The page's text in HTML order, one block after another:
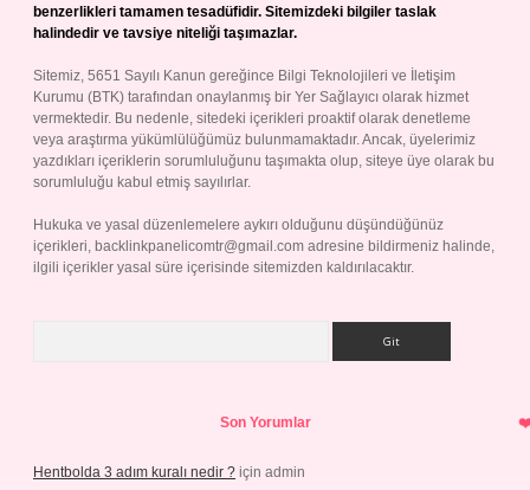
benzerlikleri tamamen tesadüfidir. Sitemizdeki bilgiler taslak
halindedir ve tavsiye niteliği taşımazlar.
Sitemiz, 5651 Sayılı Kanun gereğince Bilgi Teknolojileri ve İletişim
Kurumu (BTK) tarafından onaylanmış bir Yer Sağlayıcı olarak hizmet
vermektedir. Bu nedenle, sitedeki içerikleri proaktif olarak denetleme
veya araştırma yükümlülüğümüz bulunmamaktadır. Ancak, üyelerimiz
yazdıkları içeriklerin sorumluluğunu taşımakta olup, siteye üye olarak bu
sorumluluğu kabul etmiş sayılırlar.
Hukuka ve yasal düzenlemelere aykırı olduğunu düşündüğünüz
içerikleri, backlinkpanelicomtr@gmail.com adresine bildirmeniz halinde,
ilgili içerikler yasal süre içerisinde sitemizden kaldırılacaktır.
Son Yorumlar
Hentbolda 3 adım kuralı nedir ? için admin